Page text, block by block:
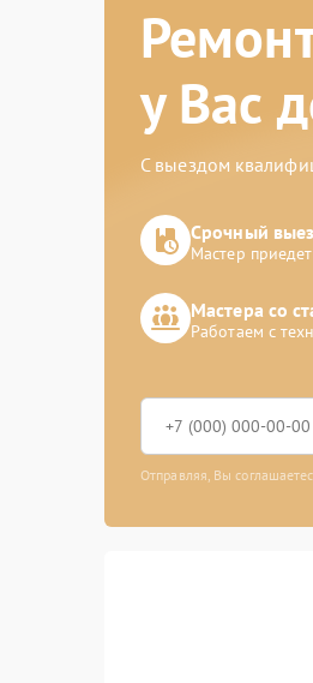
у Вас
С выездом
Срочный
Мастер
Мастера со
Работаем с
Отправляя, Вы